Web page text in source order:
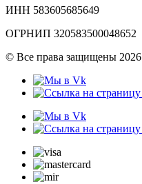
ИНН 583605685649
ОГРНИП 320583500048652
© Все права защищены 2026